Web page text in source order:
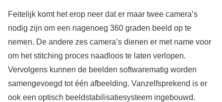
Feitelijk komt het erop neer dat er maar twee camera’s
nodig zijn om een nagenoeg 360 graden beeld op te
nemen. De andere zes camera’s dienen er met name voor
om het stitching proces naadloos te laten verlopen.
Vervolgens kunnen de beelden softwarematig worden
samengevoegd tot één afbeelding. Vanzelfsprekend is er
ook een optisch beeldstabilisatiesysteem ingebouwd.